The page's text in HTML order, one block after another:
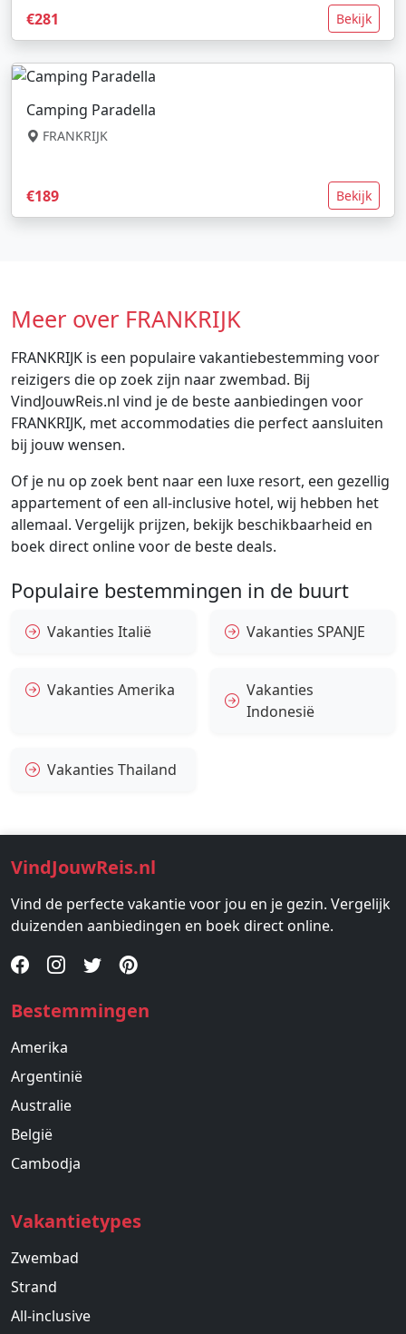
€281 Bekijk
Camping Paradella
FRANKRIJK
€189 Bekijk
Meer over FRANKRIJK
FRANKRIJK is een populaire vakantiebestemming voor
reizigers die op zoek zijn naar zwembad. Bij
VindJouwReis.nl vind je de beste aanbiedingen voor
FRANKRIJK, met accommodaties die perfect aansluiten
bij jouw wensen.
Of je nu op zoek bent naar een luxe resort, een gezellig
appartement of een all-inclusive hotel, wij hebben het
allemaal. Vergelijk prijzen, bekijk beschikbaarheid en
boek direct online voor de beste deals.
Populaire bestemmingen in de buurt
Vakanties Italië Vakanties SPANJE
Vakanties Amerika
Vakanties
Indonesië
Vakanties Thailand
VindJouwReis.nl
Vind de perfecte vakantie voor jou en je gezin. Vergelijk
duizenden aanbiedingen en boek direct online.
Bestemmingen
Amerika
Argentinië
Australie
België
Cambodja
Vakantietypes
Zwembad
Strand
All-inclusive